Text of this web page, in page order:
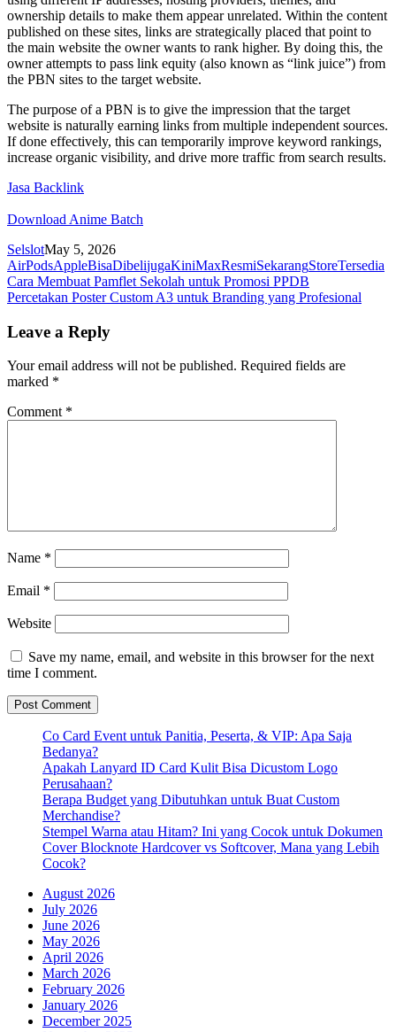
ownership details to make them appear unrelated. Within the content
published on these sites, links are strategically placed that point to
the main website the owner wants to rank higher. By doing this, the
owner attempts to pass link equity (also known as “link juice”) from
the PBN sites to the target website.
The purpose of a PBN is to give the impression that the target
website is naturally earning links from multiple independent sources.
If done effectively, this can temporarily improve keyword rankings,
increase organic visibility, and drive more traffic from search results.
Jasa Backlink
Download Anime Batch
SelslotMay 5, 2026
AirPodsAppleBisaDibelijugaKiniMaxResmiSekarangStoreTersedia
Post
navigation
Cara Membuat Pamflet Sekolah untuk Promosi PPDB
Percetakan Poster Custom A3 untuk Branding yang Profesional
Leave a Reply
Your email address will not be published. Required fields are
marked *
Comment *
Name *
Email *
Website
Save my name, email, and website in this browser for the next
time I comment.
Co Card Event untuk Panitia, Peserta, & VIP: Apa Saja
Bedanya?
Apakah Lanyard ID Card Kulit Bisa Dicustom Logo
Perusahaan?
Berapa Budget yang Dibutuhkan untuk Buat Custom
Merchandise?
Stempel Warna atau Hitam? Ini yang Cocok untuk Dokumen
Cover Blocknote Hardcover vs Softcover, Mana yang Lebih
Cocok?
August 2026
July 2026
June 2026
May 2026
April 2026
March 2026
February 2026
January 2026
December 2025